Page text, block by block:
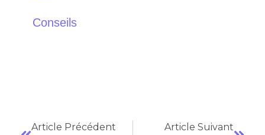
Conseils
Article Précédent Article Suivant